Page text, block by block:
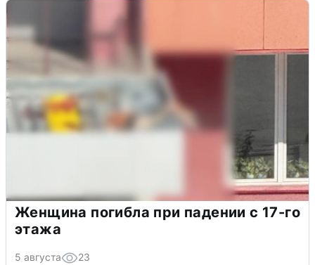
Женщина погибла при падении с 17-го
этажа
5 августа 23